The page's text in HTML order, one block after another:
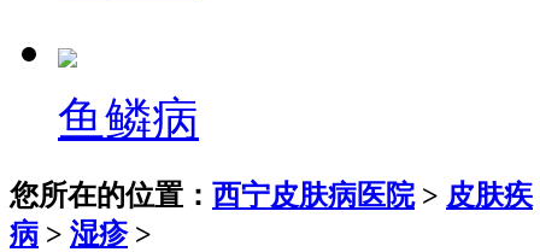
鱼鳞病
您所在的位置： 西宁皮肤病医院> 皮肤疾
病 > 湿疹>